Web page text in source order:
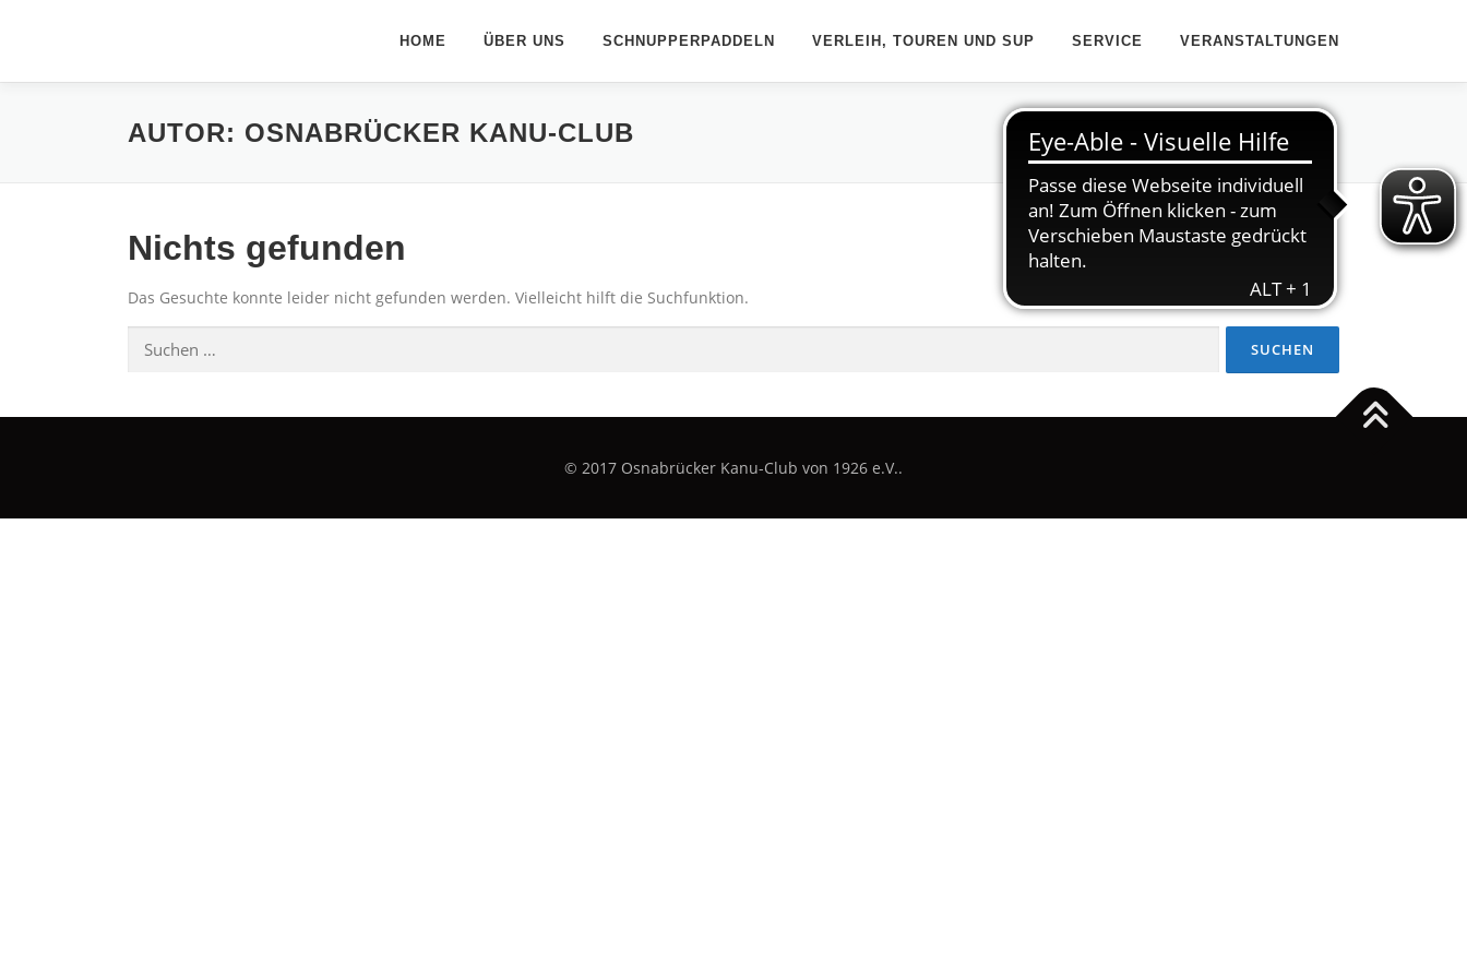
HOME ÜBER UNS SCHNUPPERPADDELN VERLEIH, TOUREN UND SUP SERVICE VERANSTALTUNGEN
AUTOR: OSNABRÜCKER KANU-CLUB
Nichts gefunden
Das Gesuchte konnte leider nicht gefunden werden. Vielleicht hilft die Suchfunktion.
Suchen
nach:
© 2017 Osnabrücker Kanu-Club von 1926 e.V..